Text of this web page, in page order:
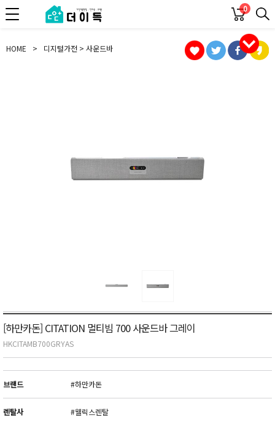
0
HOME > 디지털가전 > 사운드바
[하만카돈] CITATION 멀티빔 700 사운드바 그레이
HKCITAMB700GRYAS
브랜드 #하만카돈
렌탈사 #웰릭스렌탈